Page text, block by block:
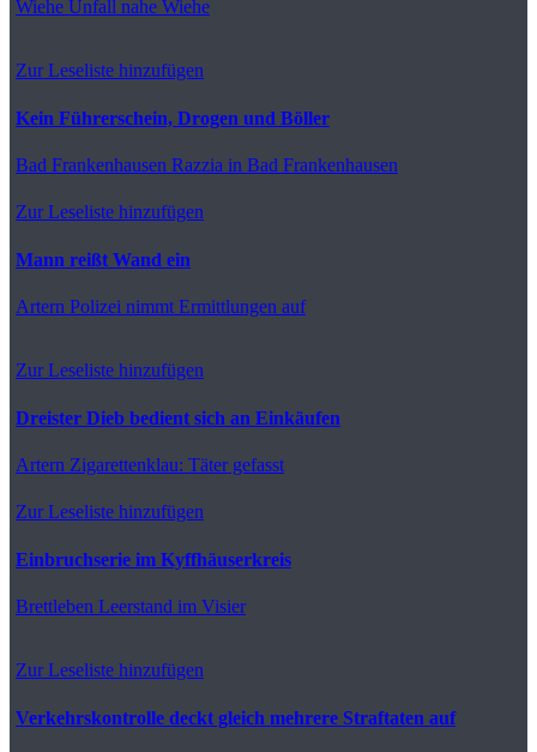
Wiehe Unfall nahe Wiehe
Zur Leseliste hinzufügen
Kein Führerschein, Drogen und Böller
Bad Frankenhausen Razzia in Bad Frankenhausen
Zur Leseliste hinzufügen
Mann reißt Wand ein
Artern Polizei nimmt Ermittlungen auf
Zur Leseliste hinzufügen
Dreister Dieb bedient sich an Einkäufen
Artern Zigarettenklau: Täter gefasst
Zur Leseliste hinzufügen
Einbruchserie im Kyffhäuserkreis
Brettleben Leerstand im Visier
Zur Leseliste hinzufügen
Verkehrskontrolle deckt gleich mehrere Straftaten auf